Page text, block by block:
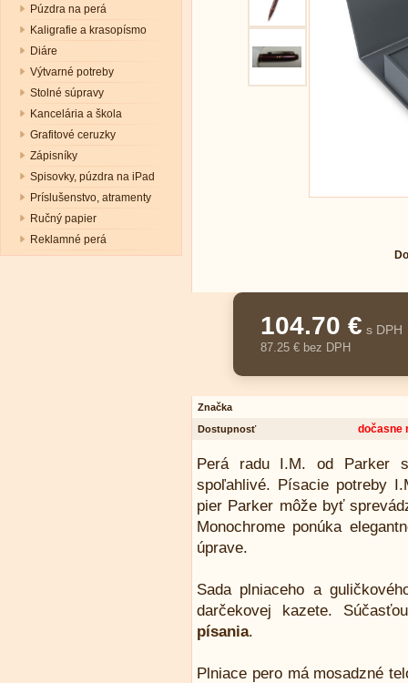
Púzdra na perá
Kaligrafie a krasopísmo
Diáre
Výtvarné potreby
Stolné súpravy
Kancelária a škola
Grafitové ceruzky
Zápisníky
Spisovky, púzdra na iPad
Príslušenstvo, atramenty
Ručný papier
Reklamné perá
104.70 € s DPH
87.25 € bez DPH
Značka
Dostupnosť
dočasne
Perá radu I.M. od Parker
spoľahlivé. Písacie potreby
pier Parker môže byť
Monochrome ponúka
úprave.
Sada plniaceho a
darčekovej kazete.
písania.
Plniace pero má mosadzné